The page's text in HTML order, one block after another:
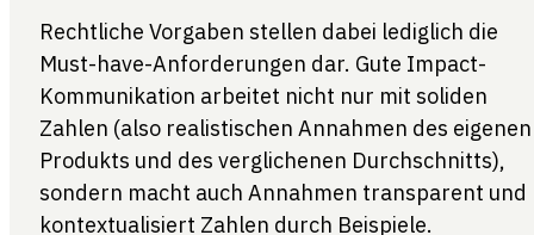
Rechtliche Vorgaben stellen dabei lediglich die
Must-have-Anforderungen dar. Gute Impact-
Kommunikation arbeitet nicht nur mit soliden
Zahlen (also realistischen Annahmen des eigenen
Produkts und des verglichenen Durchschnitts),
sondern macht auch Annahmen transparent und
kontextualisiert Zahlen durch Beispiele.